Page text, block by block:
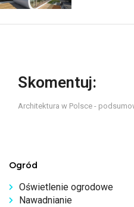
Skomentuj:
Architektura w Polsce -
Ogród
Oświetlenie ogrodowe
Nawadnianie